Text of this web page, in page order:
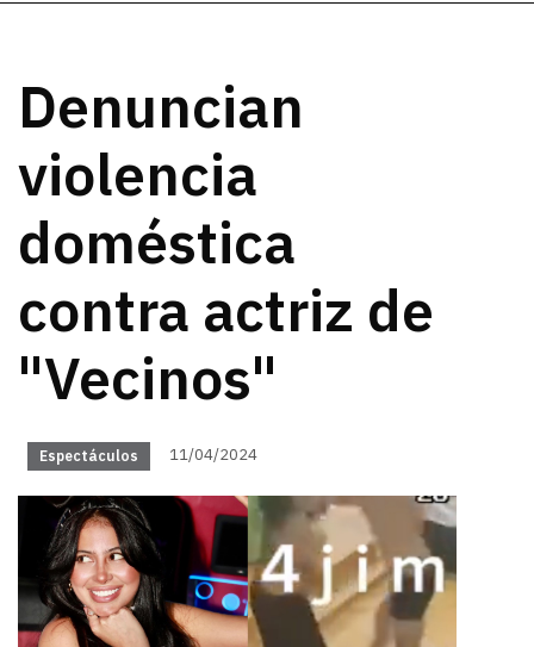
Denuncian
violencia
doméstica
contra actriz de
"Vecinos"
Espectáculos 11/04/2024